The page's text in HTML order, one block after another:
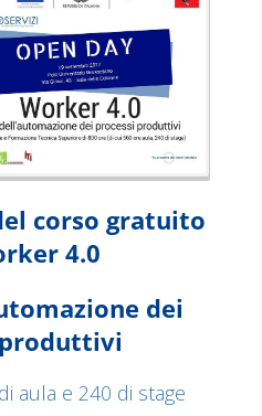
corso gratuito
4.0
dei
aula e 240 di stage